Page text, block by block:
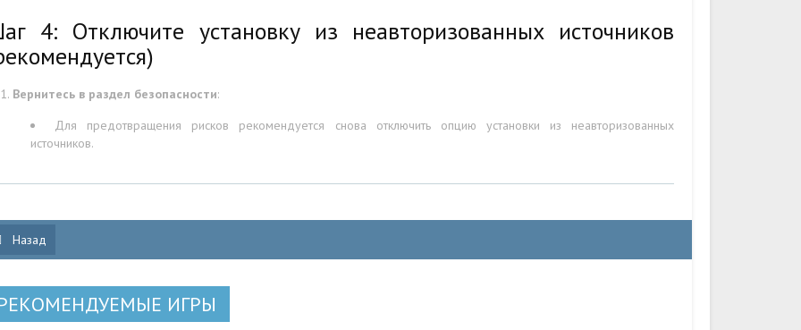
4: Отключите установку из неавторизованных источников
Вернитесь в раздел безопасности:
Для предотвращения рисков рекомендуется снова отключить опцию установки из неавторизованных
источников.
Назад
ИГРЫ